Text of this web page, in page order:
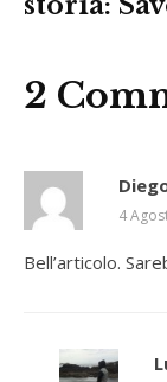
2
4
Bell’articolo.